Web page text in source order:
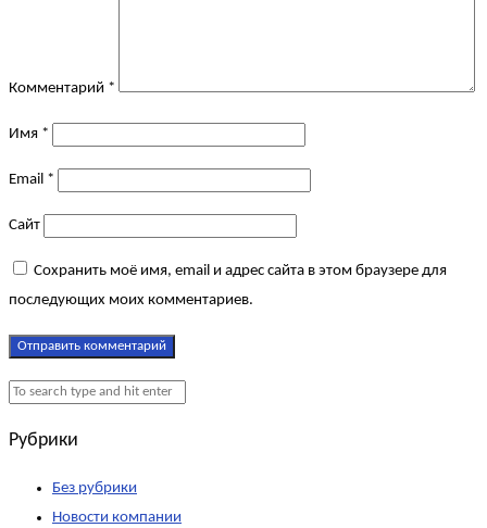
Комментарий *
Имя *
Email *
Сайт
Сохранить моё имя, email и адрес сайта в этом браузере для
последующих моих комментариев.
Рубрики
Без рубрики
Новости компании